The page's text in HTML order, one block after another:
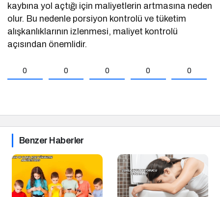
kaybına yol açtığı için maliyetlerin artmasına neden
olur. Bu nedenle porsiyon kontrolü ve tüketim
alışkanlıklarının izlenmesi, maliyet kontrolü
açısından önemlidir.
0 0 0 0 0
Benzer Haberler